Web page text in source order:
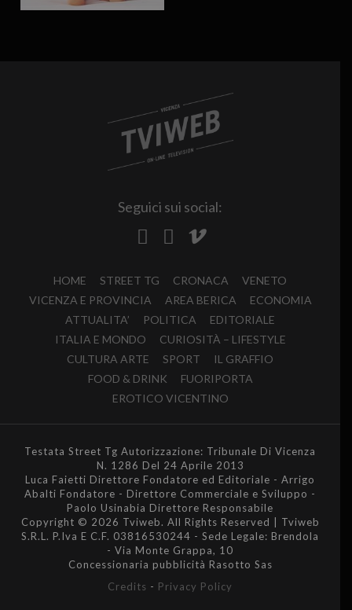
Seguici sui social:
HOME STREET TG CRONACA
VENETO
VICENZA E PROVINCIA
AREA BERICA
ECONOMIA
ATTUALITA’
POLITICA
EDITORIALE
ITALIA E MONDO
CURIOSITÀ – LIFESTYLE
CULTURA ARTE
SPORT
IL GRAFFIO
FOOD & DRINK
FUORIPORTA
EROTICO VICENTINO
Testata Street Tg Autorizzazione: Tribunale Di Vicenza
N. 1286 Del 24 Aprile 2013
Luca Faietti Direttore Fondatore ed Editoriale - Arrigo
Abalti Fondatore - Direttore Commerciale e Sviluppo -
Paolo Usinabia Direttore Responsabile
Copyright © 2026 Tviweb. All Rights Reserved | Tviweb
S.R.L. P.Iva E C.F. 03816530244 - Sede Legale: Brendola
- Via Monte Grappa, 10
Concessionaria pubblicità Rasotto Sas
Credits - Privacy Policy